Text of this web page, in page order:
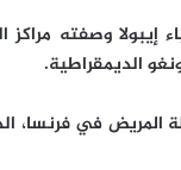
وصفته مراكز
الديمقراطية.
حالة المريض في